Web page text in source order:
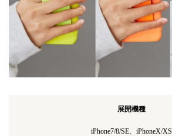
展開機種
iPhone7/8/SE、iPhoneX/XS